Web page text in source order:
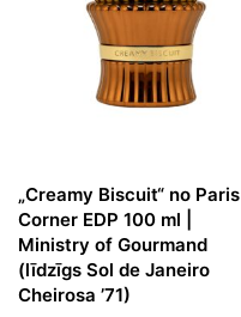
„Creamy Biscuit“ no Paris
Corner EDP 100 ml |
Ministry of Gourmand
(līdzīgs Sol de Janeiro
Cheirosa ’71)